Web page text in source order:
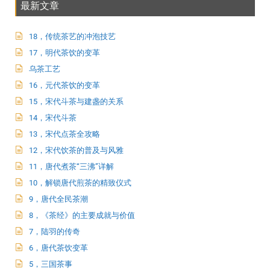
最新文章
18，传统茶艺的冲泡技艺
17，明代茶饮的变革
乌茶工艺
16，元代茶饮的变革
15，宋代斗茶与建盏的关系
14，宋代斗茶
13，宋代点茶全攻略
12，宋代饮茶的普及与风雅
11，唐代煮茶“三沸”详解
10，解锁唐代煎茶的精致仪式
9，唐代全民茶潮
8，《茶经》的主要成就与价值
7，陆羽的传奇
6，唐代茶饮变革
5，三国茶事